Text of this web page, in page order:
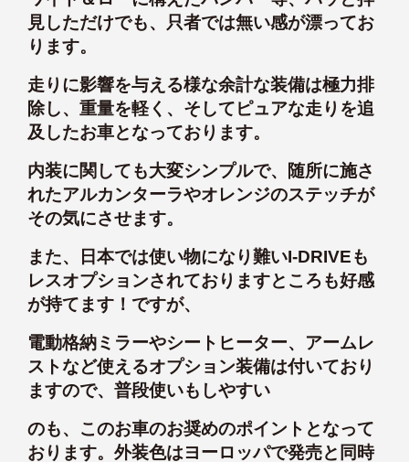
見しただけでも、只者では無い感が漂ってお
ります。
走りに影響を与える様な余計な装備は極力排
除し、重量を軽く、そしてピュアな走りを追
及したお車となっております。
内装に関しても大変シンプルで、随所に施さ
れたアルカンターラやオレンジのステッチが
その気にさせます。
また、日本では使い物になり難いI-DRIVEも
レスオプションされておりますところも好感
が持てます！ですが、
電動格納ミラーやシートヒーター、アームレ
ストなど使えるオプション装備は付いており
ますので、普段使いもしやすい
のも、このお車のお奨めのポイントとなって
おります。外装色はヨーロッパで発売と同時